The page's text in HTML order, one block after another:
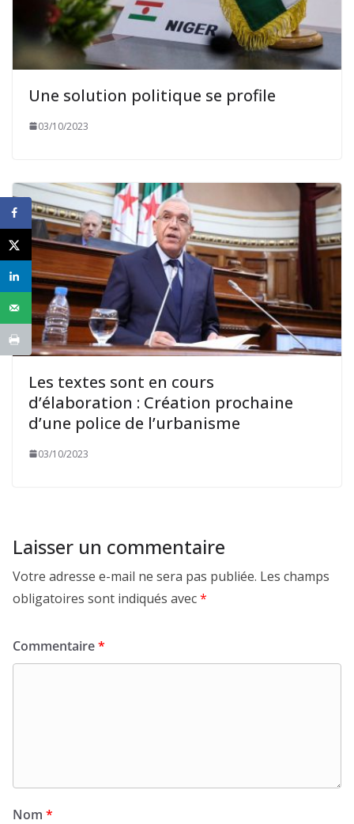
Une solution politique se profile
03/10/2023
Les textes sont en cours
d’élaboration : Création prochaine
d’une police de l’urbanisme
03/10/2023
Laisser un commentaire
Votre adresse e-mail ne sera pas publiée. Les champs
obligatoires sont indiqués avec*
Commentaire*
Nom *